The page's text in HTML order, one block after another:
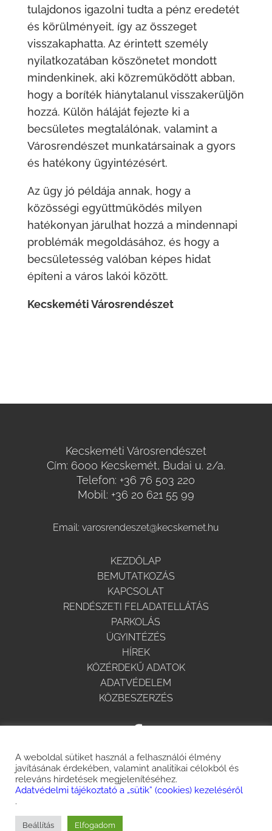
tulajdonos igazolni tudta a pénz eredetét
és körülményeit, így az összeget
visszakaphatta. Az érintett személy
nyilatkozatában köszönetet mondott
mindenkinek, aki közreműködött abban,
hogy a boríték hiánytalanul visszakerüljön
hozzá. Külön háláját fejezte ki a
becsületes megtalálónak, valamint a
Városrendészet munkatársainak a gyors
és hatékony ügyintézésért.
Az ügy jó példája annak, hogy a
közösségi együttműködés milyen
hatékonyan járulhat hozzá a mindennapi
problémák megoldásához, és hogy a
becsületesség valóban képes hidat
építeni a város lakói között.
Kecskeméti Városrendészet
Kecskeméti Városrendészet
Cím: 6000 Kecskemét, Budai u. 2/a.
Telefon: +36 76 503 220
Mobil: +36 20 621 55 99
Email:varosrendeszet@kecskemet.hu
KEZDŐLAP
BEMUTATKOZÁS
KAPCSOLAT
RENDÉSZETI FELADATELLÁTÁS
PARKOLÁS
ÜGYINTÉZÉS
HÍREK
KÖZÉRDEKŰ ADATOK
ADATVÉDELEM
KÖZBESZERZÉS
© 2025 Minden jog fenntartva.
A weboldal sütiket használ a felhasználói élmény
javításának érdekében, valamint analitikai célokból és
releváns hirdetések megjelenítéséhez.
Adatvédelmi tájékoztató a „sütik” (cookies) kezeléséről
.
Beállítás Elfogadom